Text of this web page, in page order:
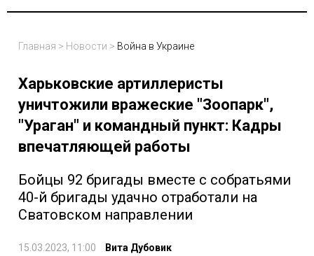
Главная > Новости > Война в Украине
Харьковские артиллеристы
уничтожили вражеские "Зоопарк",
"Ураган" и командный пункт: Кадры
впечатляющей работы
Бойцы 92 бригады вместе с собратьями
40-й бригады удачно отработали на
Сватовском направлении
15.03.2023, 11:00 Вита Дубовик